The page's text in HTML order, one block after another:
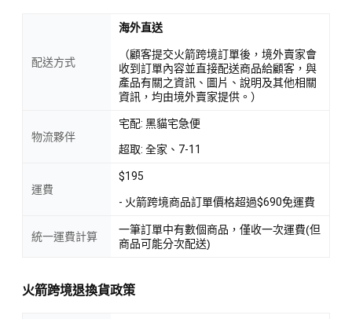
配送方式
海外直送
（顧客提交火箭跨境訂單後，境外賣家會
收到訂單內容並直接配送商品給顧客，與
產品有關之資訊、圖片、說明及其他相關
資訊，均由境外賣家提供。）
物流夥伴
宅配: 黑貓宅急便
超取: 全家、7-11
運費
$195
- 火箭跨境商品訂單價格超過$690免運費
統一運費計算
一筆訂單中有數個商品，僅收一次運費(但
商品可能分次配送)
火箭跨境退換貨政策